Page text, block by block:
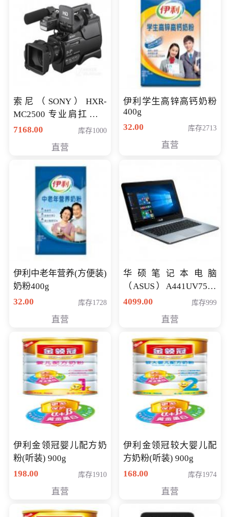
索尼（SONY）HXR-
MC2500 专业肩扛式存
储卡全高清摄录一体机
清入门级摄像机
7168.00 库存1000
直营
伊利学生高锌高钙奶粉
400g
32.00
库存2713
直营
伊利中老年营养(方便装)
奶粉400g
32.00
库存1728
直营
华硕笔记本电脑
（ASUS）A441UV7500
顽石（7代i7-7500U 4G
4099.00 库存999
直营
伊利金领冠婴儿配方奶
粉(听装) 900g
198.00
库存1910
直营
伊利金领冠较大婴儿配
方奶粉(听装) 900g
168.00
库存1974
直营